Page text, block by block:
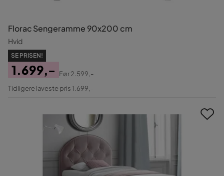
Florac Sengeramme 90x200 cm
Hvid
SE PRISEN!
Pris
1.699,-
Original
Før2.599,-
Tidligere laveste pris 1.699,-